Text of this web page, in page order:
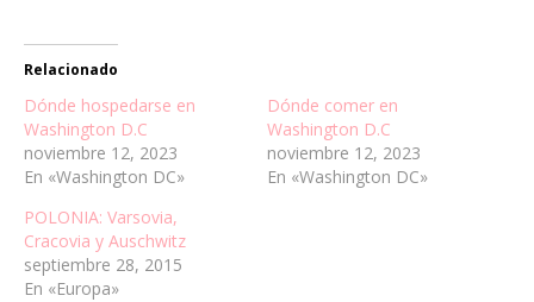
Relacionado
Dónde hospedarse en
Washington D.C
noviembre 12, 2023
En «Washington DC»
Dónde comer en
Washington D.C
noviembre 12, 2023
En «Washington DC»
POLONIA: Varsovia,
Cracovia y Auschwitz
septiembre 28, 2015
En «Europa»